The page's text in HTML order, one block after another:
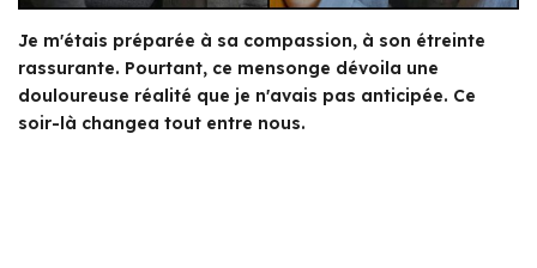
Je m'étais préparée à sa compassion, à son étreinte
rassurante. Pourtant, ce mensonge dévoila une
douloureuse réalité que je n'avais pas anticipée. Ce
soir-là changea tout entre nous.